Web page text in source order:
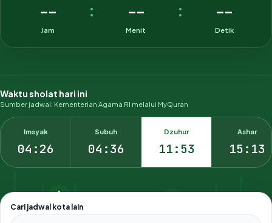
--
Jam
: --
Menit
: --
Detik
Waktu sholat hari ini
Sumber jadwal: Kementerian Agama RI melalui MyQuran
Imsyak
04:26
Subuh
04:36
Dzuhur
11:53
Ashar
15:13
Cari jadwal kota lain
Pilih salah satu dari 500+ kota dan kabupaten di Indonesia.